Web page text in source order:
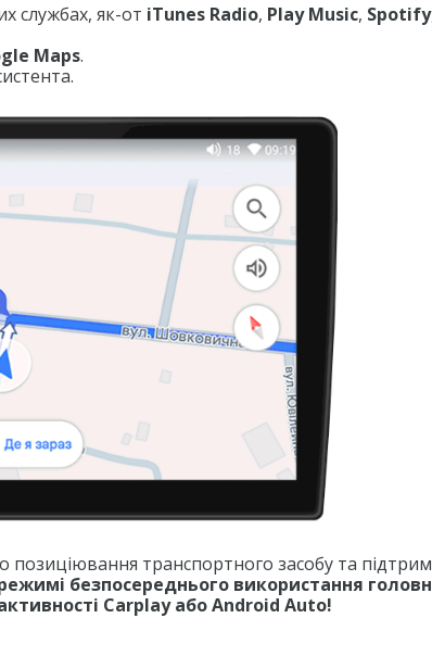
службах, як-от iTunes Radio, Play Music, Spotify
Maps.
позиціювання транспортного засобу та
режимі безпосереднього використання
Carplay або Android Auto!